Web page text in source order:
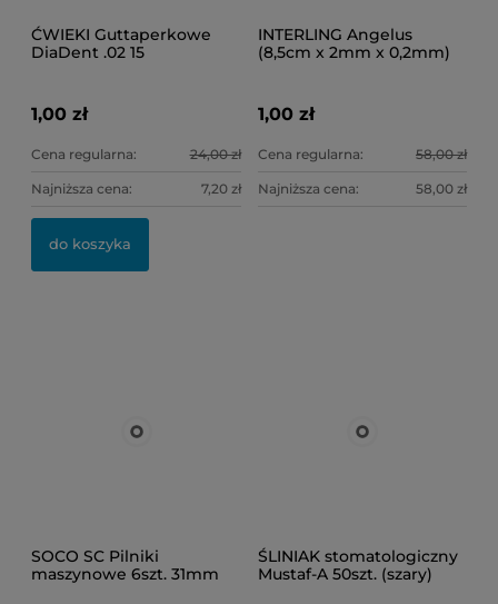
ĆWIEKI Guttaperkowe
DiaDent .02 15
1,00 zł
Cena regularna: 24,00 zł
Najniższa cena: 7,20 zł
do koszyka
INTERLING Angelus
(8,5cm x 2mm x 0,2mm)
1,00 zł
Cena regularna: 58,00 zł
Najniższa cena: 58,00 zł
SOCO SC Pilniki
maszynowe 6szt. 31mm
ŚLINIAK stomatologiczny
Mustaf-A 50szt. (szary)